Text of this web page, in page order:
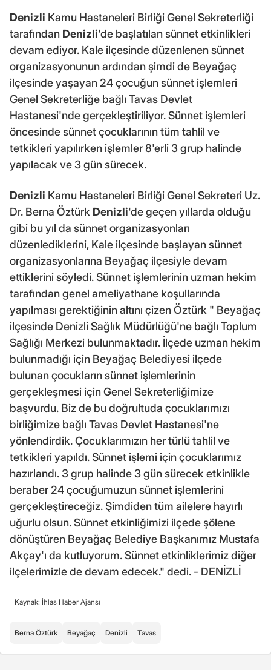
Denizli Kamu Hastaneleri Birliği Genel Sekreterliği
tarafından Denizli'de başlatılan sünnet etkinlikleri
devam ediyor. Kale ilçesinde düzenlenen sünnet
organizasyonunun ardından şimdi de Beyağaç
ilçesinde yaşayan 24 çocuğun sünnet işlemleri
Genel Sekreterliğe bağlı Tavas Devlet
Hastanesi'nde gerçekleştiriliyor. Sünnet işlemleri
öncesinde sünnet çocuklarının tüm tahlil ve
tetkikleri yapılırken işlemler 8'erli 3 grup halinde
yapılacak ve 3 gün sürecek.
Denizli Kamu Hastaneleri Birliği Genel Sekreteri Uz.
Dr. Berna Öztürk Denizli'de geçen yıllarda olduğu
gibi bu yıl da sünnet organizasyonları
düzenlediklerini, Kale ilçesinde başlayan sünnet
organizasyonlarına Beyağaç ilçesiyle devam
ettiklerini söyledi. Sünnet işlemlerinin uzman hekim
tarafından genel ameliyathane koşullarında
yapılması gerektiğinin altını çizen Öztürk " Beyağaç
ilçesinde Denizli Sağlık Müdürlüğü'ne bağlı Toplum
Sağlığı Merkezi bulunmaktadır. İlçede uzman hekim
bulunmadığı için Beyağaç Belediyesi ilçede
bulunan çocukların sünnet işlemlerinin
gerçekleşmesi için Genel Sekreterliğimize
başvurdu. Biz de bu doğrultuda çocuklarımızı
birliğimize bağlı Tavas Devlet Hastanesi'ne
yönlendirdik. Çocuklarımızın her türlü tahlil ve
tetkikleri yapıldı. Sünnet işlemi için çocuklarımız
hazırlandı. 3 grup halinde 3 gün sürecek etkinlikle
beraber 24 çocuğumuzun sünnet işlemlerini
gerçekleştireceğiz. Şimdiden tüm ailelere hayırlı
uğurlu olsun. Sünnet etkinliğimizi ilçede şölene
dönüştüren Beyağaç Belediye Başkanımız Mustafa
Akçay'ı da kutluyorum. Sünnet etkinliklerimiz diğer
ilçelerimizle de devam edecek." dedi. - DENİZLİ
Kaynak: İhlas Haber Ajansı
Berna Öztürk Beyağaç Denizli Tavas